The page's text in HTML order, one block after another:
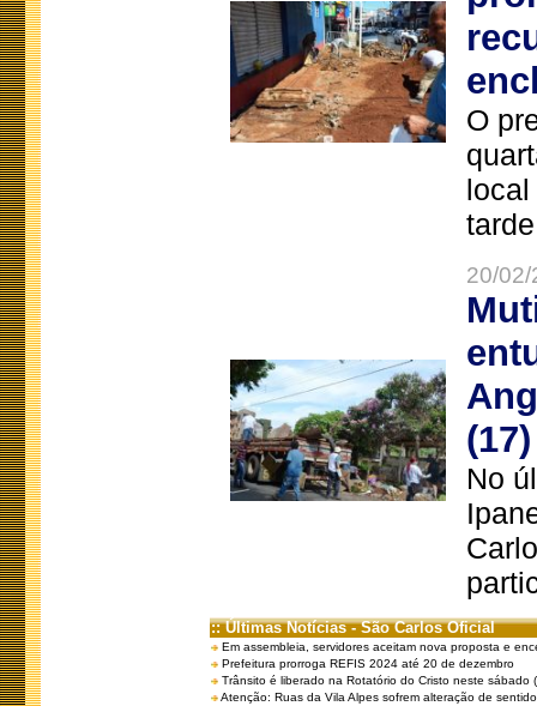
O
20/
(17)
No
:: Últimas Notícias - São Carlos Oficial
Em assembleia, servidores aceitam nova proposta e
Prefeitura prorroga REFIS 2024 até 20 de dezembro
Trânsito é liberado na Rotatório do Cristo neste sábado
Atenção: Ruas da Vila Alpes sofrem alteração de